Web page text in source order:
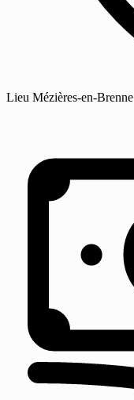
Lieu Mézières-en-Brenne